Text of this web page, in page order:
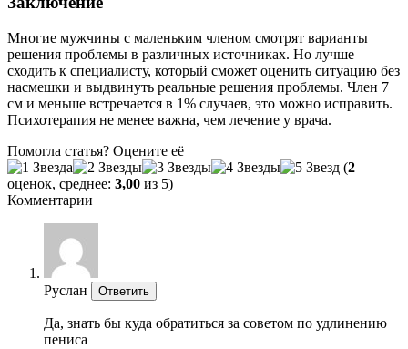
Многие мужчины с маленьким членом смотрят варианты
решения проблемы в различных источниках. Но лучше
сходить к специалисту, который сможет оценить ситуацию без
насмешки и выдвинуть реальные решения проблемы. Член 7
см и меньше встречается в 1% случаев, это можно исправить.
Психотерапия не менее важна, чем лечение у врача.
Помогла статья? Оцените её
(2
оценок, среднее: 3,00 из 5)
Комментарии
Руслан Ответить
Да, знать бы куда обратиться за советом по удлинению
пениса